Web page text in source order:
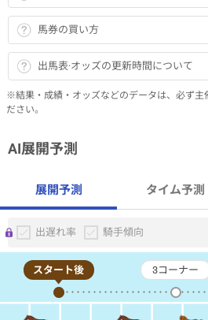
馬券の買い方
出馬表·オッズの更新時間について
※結果・成績・オッズなどのデータは、必ず主
ださい。
AI展開予測
展開予測 タイム予測
出遅れ率 騎手傾向
スタート後 3コーナー